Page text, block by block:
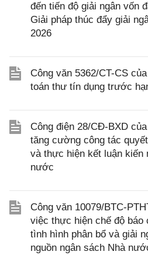
đến tiến độ giải ngân vốn
Giải pháp thúc đẩy giải
2026
Công văn 5362/CT-CS
toán thư tín dụng trước
Công điện 28/CĐ-BXD
tăng cường công tác
và thực hiện kết luận kiến
nước
Công văn 10079/BTC-
việc thực hiện chế độ báo
tình hình phân bổ và giải
nguồn ngân sách Nhà